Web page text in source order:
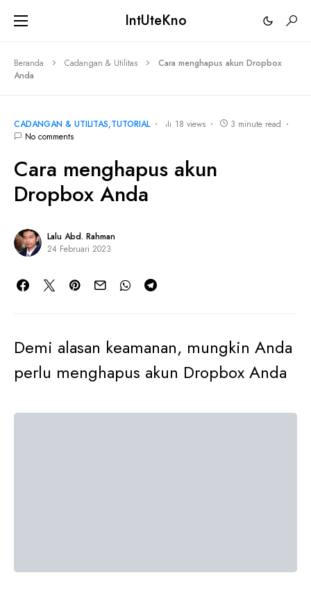
IntUteKno
Beranda Cadangan & Utilitas
Cara menghapus akun Dropbox
Anda
CADANGAN & UTILITAS TUTORIAL 18 views
3 minute read
No comments
Cara menghapus akun
Dropbox Anda
Lalu Abd. Rahman
24 Februari 2023
Demi alasan keamanan, mungkin Anda
perlu menghapus akun Dropbox Anda